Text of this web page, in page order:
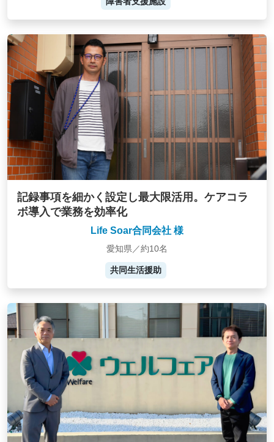
記録事項を細かく設定し最大限活用。ケアコラ
ボ導入で業務を効率化
Life Soar合同会社 様
愛知県／約10名
共同生活援助